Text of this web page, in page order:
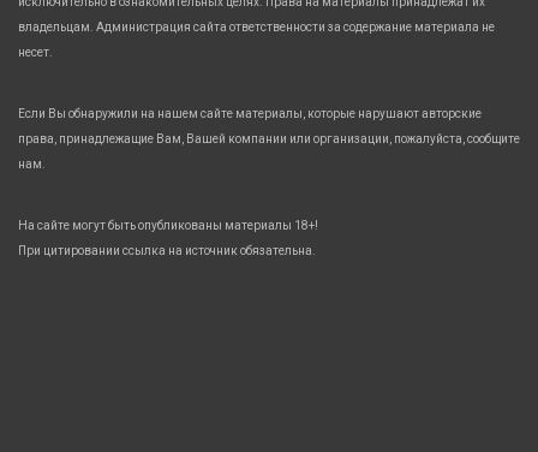
владельцам. Администрация сайта ответственности за содержание материала не
несет.
Если Вы обнаружили на нашем сайте материалы, которые нарушают авторские
права, принадлежащие Вам, Вашей компании или организации, пожалуйста, сообщите
нам.
На сайте могут быть опубликованы материалы 18+!
При цитировании ссылка на источник обязательна.